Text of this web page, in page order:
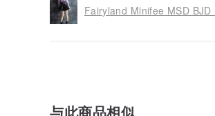
Fairyland Minifee MSD
与此商品相似